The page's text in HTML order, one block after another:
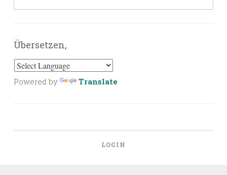
Übersetzen,
Powered by Translate
LOGIN